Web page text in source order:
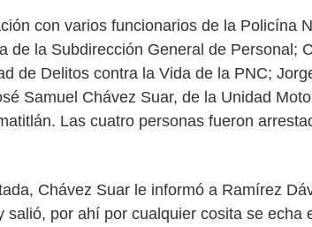
con varios funcionarios de la Policína
de la Subdirección General de Personal;
de Delitos contra la Vida de la PNC;
Samuel Chávez Suar, de la Unidad
Las cuatro personas fueron
Chávez Suar le informó a Ramírez
salió, por ahí por cualquier cosita se echa